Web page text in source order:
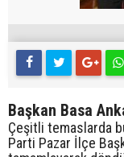
Başkan Basa
Çeşitli temaslarda
Parti Pazar İlçe